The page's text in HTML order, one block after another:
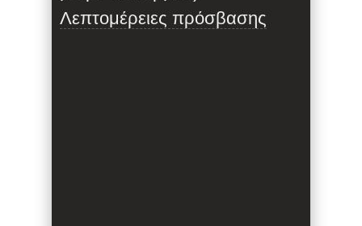
Λεπτομέρειες πρόσβασης